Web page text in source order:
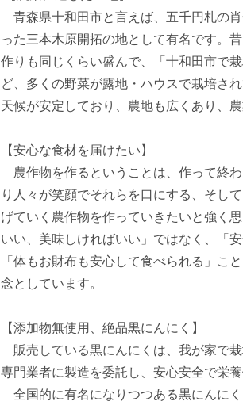
青森県十和田市と言えば、五千円札の
った三本木原開拓の地として有名です。
作りも同じくらい盛んで、「十和田市で
ど、多くの野菜が露地・ハウスで栽培さ
天候が安定しており、農地も広くあり、
【安心な食材を届けたい】
農作物を作るということは、作って終
り人々が笑顔でそれらを口にする、そし
げていく農作物を作っていきたいと強く
いい、美味しければいい」ではなく、「
「体もお財布も安心して食べられる」こ
念としています。
【添加物無使用、絶品黒にんにく】
販売している黒にんにくは、我が家で
専門業者に製造を委託し、安心安全で栄
全国的に有名になりつつある黒にんに